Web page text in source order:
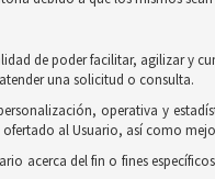
de poder facilitar, agilizar y
una solicitud o consulta.
operativa y
al Usuario, así como
acerca del fin o fines